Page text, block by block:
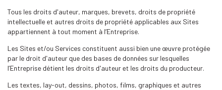
Tous les droits d'auteur, marques, brevets, droits de propriété
intellectuelle et autres droits de propriété applicables aux Sites
appartiennent à tout moment à l’Entreprise.
Les Sites et/ou Services constituent aussi bien une œuvre protégée
par le droit d'auteur que des bases de données sur lesquelles
l’Entreprise détient les droits d'auteur et les droits du producteur.
Les textes, lay-out, dessins, photos, films, graphiques et autres